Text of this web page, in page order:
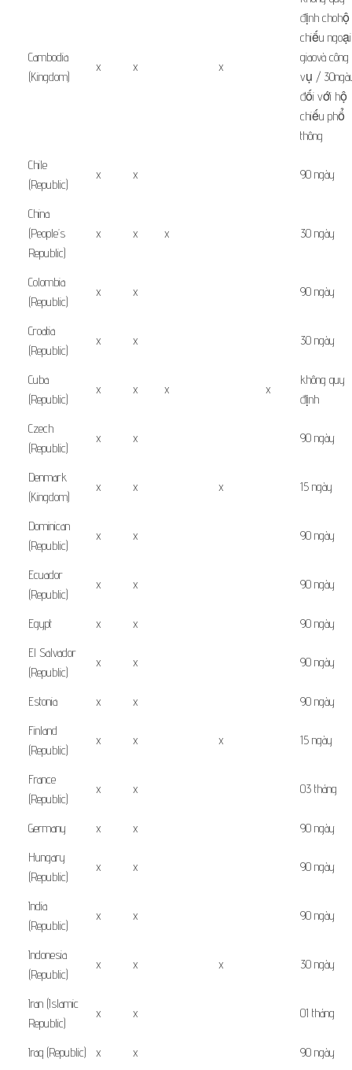
Cambodia
(Kingdom)
x x x
định chohộ
chiếu ngoại
giaovà công
vụ / 30
đối với hộ
chiếu phổ
thông
Chile
(Republic)
x x 90 ngày
China
(People’s
Republic)
x x x 30 ngày
Colombia
(Republic)
x x 90 ngày
Croatia
(Republic)
x x 30 ngày
Cuba
(Republic)
x x x x
không quy
định
Czech
(Republic)
x x 90 ngày
Denmark
(Kingdom)
x x x 15 ngày
Dominican
(Republic)
x x 90 ngày
Ecuador
(Republic)
x x 90 ngày
Egypt x x
90 ngày
El Salvador
(Republic)
x x 90 ngày
Estonia x x
90 ngày
Finland
(Republic)
x x x 15 ngày
France
(Republic)
x x 03 tháng
Germany x x
90 ngày
Hungary
(Republic)
x x 90 ngày
India
(Republic)
x x 90 ngày
Indonesia
(Republic)
x x x 30 ngày
Iran (Islamic
Republic)
x x 01 tháng
Iraq (Republic) x x 90 ngày